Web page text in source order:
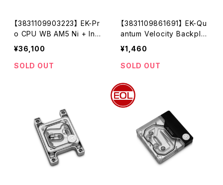
【3831109903223】 EK-Pr
o CPU WB AM5 Ni + Ino
x
¥36,100
SOLD OUT
【3831109861691】 EK-Qu
antum Velocity Backplat
e - LGA1700
¥1,460
SOLD OUT